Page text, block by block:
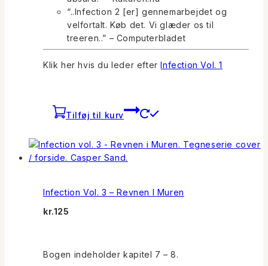
“..Infection 2 [er] gennemarbejdet og
velfortalt. Køb det. Vi glæder os til
treeren..” – Computerbladet
Klik her hvis du leder efterInfection Vol. 1
Tilføj til kurv
Infection Vol. 3 – Revnen I Muren
kr.125
Bogen indeholder kapitel 7 – 8.